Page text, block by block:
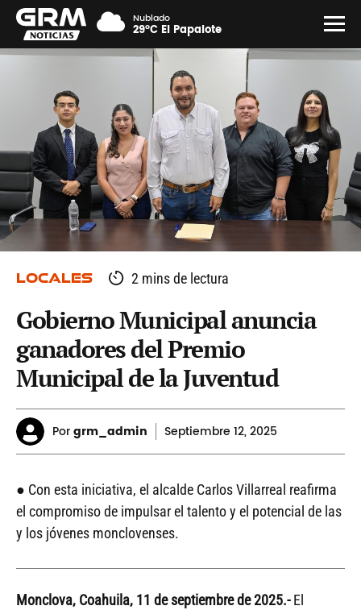
Nublado
29°C El Papalote
LOCALES 2 mins de lectura
Gobierno Municipal anuncia
ganadores del Premio
Municipal de la Juventud
Porgrm_admin Septiembre 12, 2025
● Con esta iniciativa, el alcalde Carlos Villarreal reafirma
el compromiso de impulsar el talento y el potencial de las
y los jóvenes monclovenses.
Monclova, Coahuila, 11 de septiembre de 2025.-El